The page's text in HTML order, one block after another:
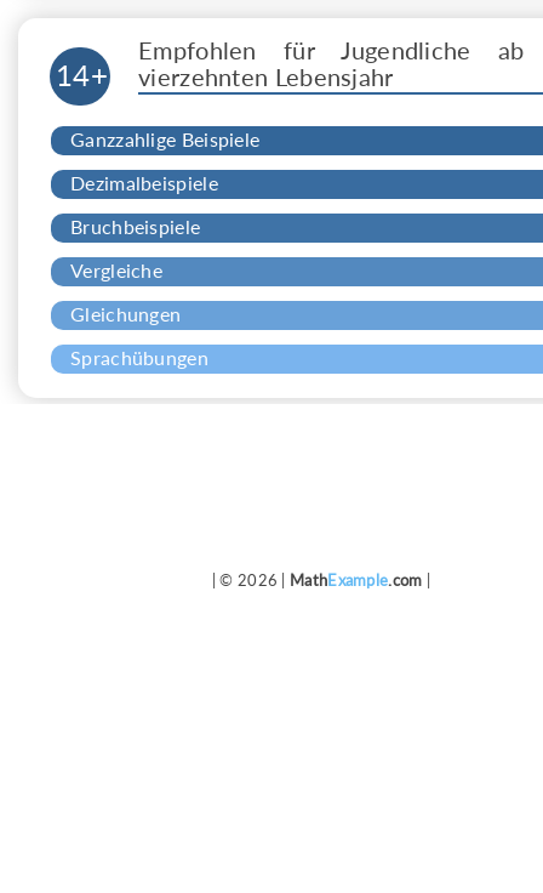
14+
Empfohlen für Jugendliche ab
vierzehnten Lebensjahr
Ganzzahlige Beispiele
Dezimalbeispiele
Bruchbeispiele
Vergleiche
Gleichungen
Sprachübungen
| © 2026 | MathExample.com